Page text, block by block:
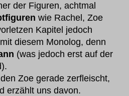
der Figuren, achtmal
wie Rachel, Zoe
Kapitel jedoch
mit diesem Monolog, denn
(was jedoch erst auf der
Zoe gerade zerfleischt,
erzählt uns davon.